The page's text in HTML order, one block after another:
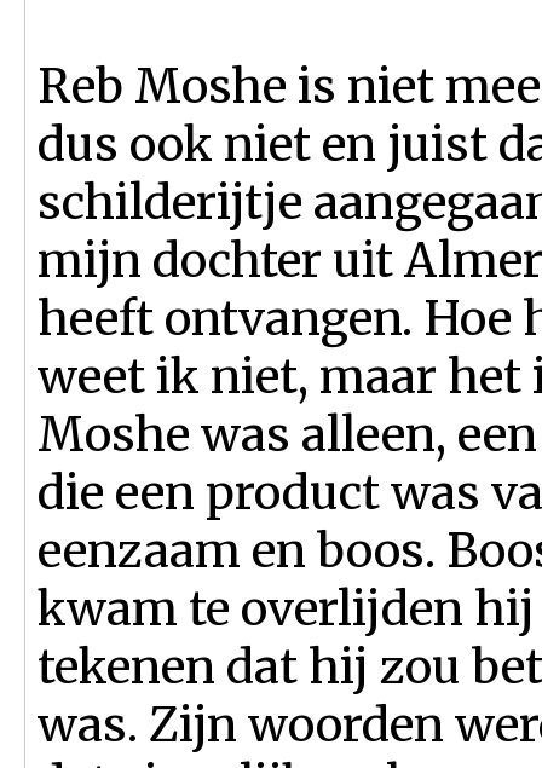
Reb Moshe is niet
dus ook niet en juist
schilderijtje
mijn dochter uit
heeft ontvangen. Hoe
weet ik niet, maar het
Moshe was alleen,
die een product was
eenzaam en boos.
kwam te overlijden
tekenen dat hij zou
was. Zijn woorden